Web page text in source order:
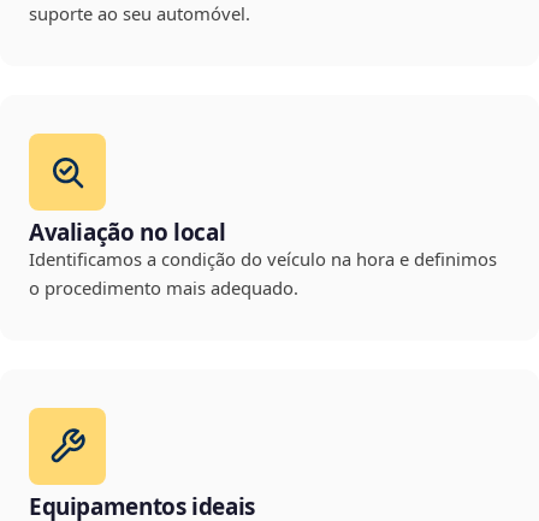
suporte ao seu automóvel.
Avaliação no local
Identificamos a condição do veículo na hora e definimos
o procedimento mais adequado.
Equipamentos ideais